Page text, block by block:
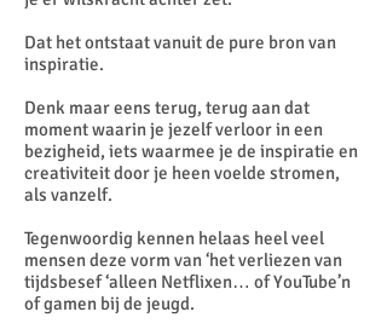
Dat het ontstaat vanuit de pure bron van
inspiratie.
Denk maar eens terug, terug aan dat
moment waarin je jezelf verloor in een
bezigheid, iets waarmee je de inspiratie en
creativiteit door je heen voelde stromen,
als vanzelf.
Tegenwoordig kennen helaas heel veel
mensen deze vorm van ‘het verliezen van
tijdsbesef ‘alleen Netflixen… of YouTube’n
of gamen bij de jeugd.